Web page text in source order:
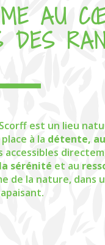
AU
DES
est un lieu
à la détente,
la sérénité et au
de la nature, dans